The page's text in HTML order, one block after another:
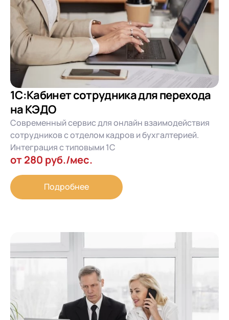
1С:Кабинет сотрудника для перехода
на КЭДО
Современный сервис для онлайн взаимодействия
сотрудников с отделом кадров и бухгалтерией.
Интеграция с типовыми 1С
от 280 руб./мес.
Подробнее